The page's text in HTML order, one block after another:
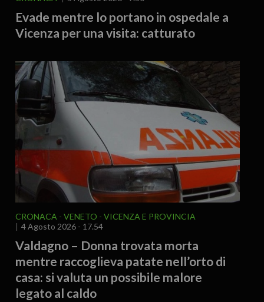
Evade mentre lo portano in ospedale a
Vicenza per una visita: catturato
CRONACA VENETO
VICENZA E PROVINCIA
4 Agosto 2026 - 17.54
Valdagno – Donna trovata morta
mentre raccoglieva patate nell’orto di
casa: si valuta un possibile malore
legato al caldo